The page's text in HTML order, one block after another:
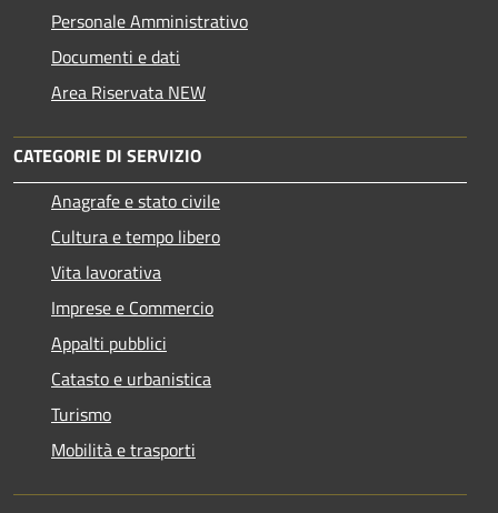
Personale Amministrativo
Documenti e dati
Area Riservata NEW
CATEGORIE DI SERVIZIO
Anagrafe e stato civile
Cultura e tempo libero
Vita lavorativa
Imprese e Commercio
Appalti pubblici
Catasto e urbanistica
Turismo
Mobilità e trasporti